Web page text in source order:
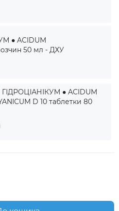
● ACIDUM
50 мл - ДХУ
● ACIDUM
D 10 таблетки 80